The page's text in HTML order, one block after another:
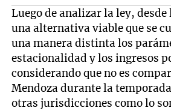
Luego de analizar la ley, desde
una alternativa viable que se
una manera distinta los
estacionalidad y los ingresos
considerando que no es
Mendoza durante la
otras jurisdicciones como lo